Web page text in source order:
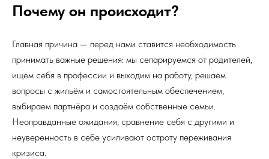
Почему он происходит?
Главная причина — перед нами ставится необходимость
принимать важные решения: мы сепарируемся от родителей,
ищем себя в профессии и выходим на работу, решаем
вопросы с жильём и самостоятельным обеспечением,
выбираем партнёра и создаём собственные семьи.
Неоправданные ожидания, сравнение себя с другими и
неуверенность в себе усиливают остроту переживания
кризиса.